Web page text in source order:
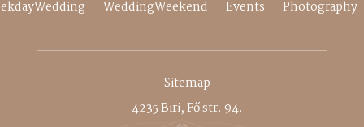
WeddingWeekend Events Photography
Sitemap
4235 Biri, Fő str. 94.